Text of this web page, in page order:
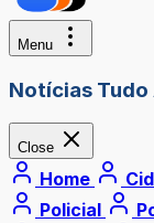
Menu
Notícias Tudo
Close
Home
Policial